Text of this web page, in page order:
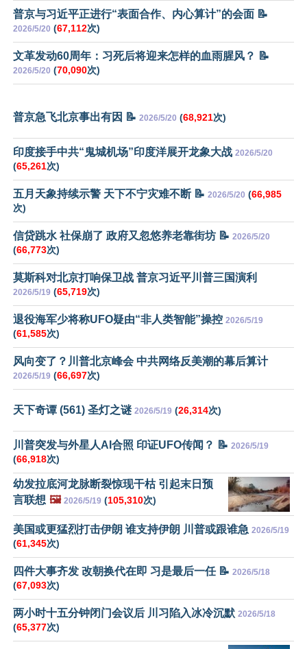
普京与习近平正进行“表面合作、内心算计”的会面 📝
2026/5/20 (67,112次)
文革发动60周年：习死后将迎来怎样的血雨腥风？ 📝
2026/5/20 (70,090次)
普京急飞北京事出有因 📝 2026/5/20 (68,921次)
印度接手中共“鬼城机场”印度洋展开龙象大战 2026/5/20
(65,261次)
五月天象持续示警 天下不宁灾难不断 📝 2026/5/20 (66,985
次)
信贷跳水 社保崩了 政府又忽悠养老靠街坊 📝 2026/5/20
(66,773次)
莫斯科对北京打响保卫战 普京习近平川普三国演利
2026/5/19 (65,719次)
退役海军少将称UFO疑由“非人类智能”操控 2026/5/19
(61,585次)
风向变了？川普北京峰会 中共网络反美潮的幕后算计
2026/5/19 (66,697次)
天下奇谭 (561) 圣灯之谜 2026/5/19 (26,314次)
川普突发与外星人AI合照 印证UFO传闻？ 📝 2026/5/19
(66,918次)
幼发拉底河龙脉断裂惊现干枯 引起末日预
言联想 🖼️ 2026/5/19 (105,310次)
美国或更猛烈打击伊朗 谁支持伊朗 川普或跟谁急 2026/5/19
(61,345次)
四件大事齐发 改朝换代在即 习是最后一任 📝 2026/5/18
(67,093次)
两小时十五分钟闭门会议后 川习陷入冰冷沉默 2026/5/18
(65,377次)